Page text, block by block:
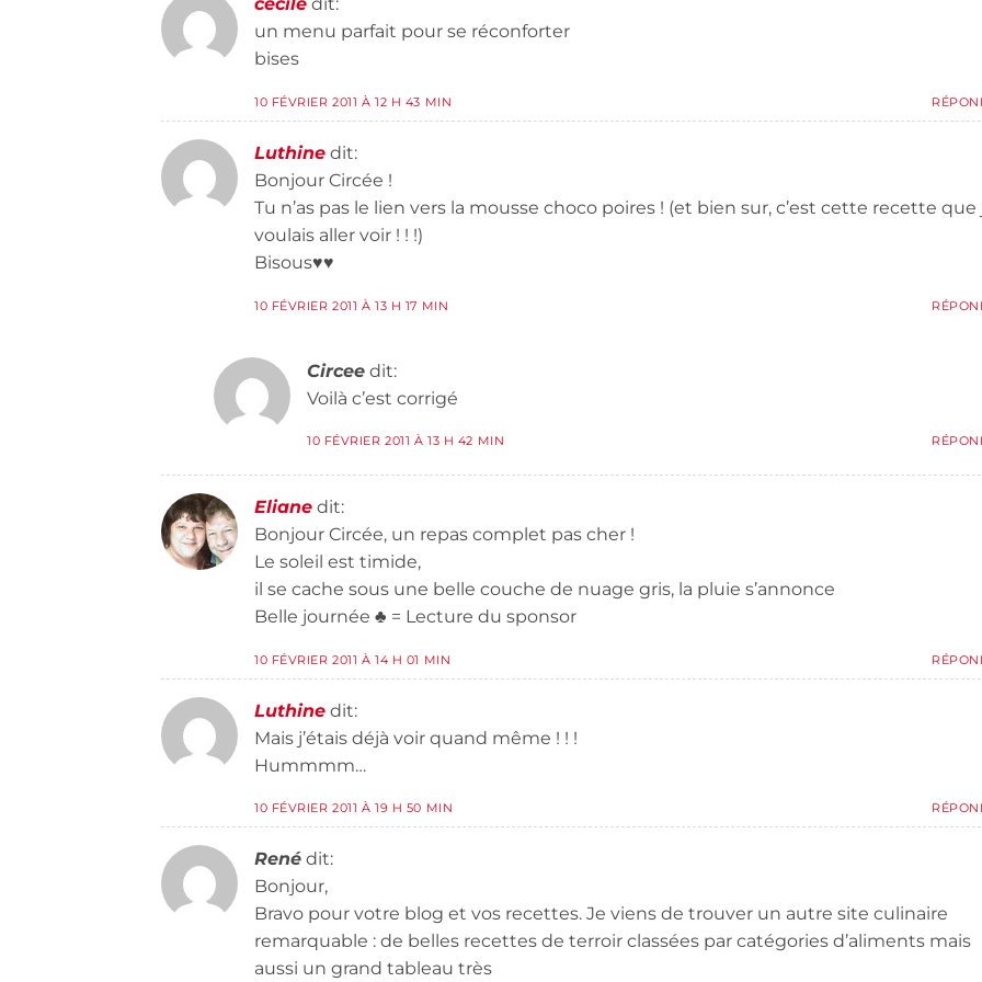
cecile dit:
un menu parfait pour se réconforter
bises
10 FÉVRIER 2011 À 12 H 43 MIN
Luthine dit:
Bonjour Circée !
Tu n’as pas le lien vers la mousse choco poires ! (et bien sur, c’est cette recette que
voulais aller voir ! ! !)
Bisous♥♥
10 FÉVRIER 2011 À 13 H 17 MIN
Circee dit:
Voilà c’est corrigé
10 FÉVRIER 2011 À 13 H 42 MIN
Eliane dit:
Bonjour Circée, un repas complet pas cher !
Le soleil est timide,
il se cache sous une belle couche de nuage gris, la pluie s’annonce
Belle journée ♣ = Lecture du sponsor
10 FÉVRIER 2011 À 14 H 01 MIN
Luthine dit:
Mais j’étais déjà voir quand même ! ! !
Hummmm…
10 FÉVRIER 2011 À 19 H 50 MIN
René dit:
Bonjour,
Bravo pour votre blog et vos recettes. Je viens de trouver un autre site culinaire
remarquable : de belles recettes de terroir classées par catégories d’aliments mais
aussi un grand tableau très